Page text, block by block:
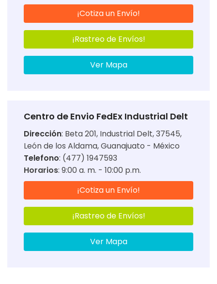
¡Cotiza un Envío!
¡Rastreo de Envíos!
Ver Mapa
Centro de Envio FedEx Industrial Delt
Dirección: Beta 201, Industrial Delt, 37545,
León de los Aldama, Guanajuato - México
Telefono: (477) 1947593
Horarios: 9:00 a. m. - 10:00 p.m.
¡Cotiza un Envío!
¡Rastreo de Envíos!
Ver Mapa